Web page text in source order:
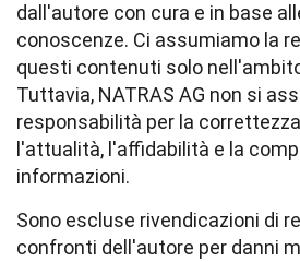
dall'autore con cura e in base
conoscenze. Ci assumiamo la
questi contenuti solo
Tuttavia, NATRAS AG non si
responsabilità per la
l'attualità, l'affidabilità e la
informazioni.
Sono escluse rivendicazioni di
confronti dell'autore per danni